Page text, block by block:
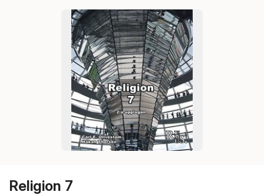
Religion 7